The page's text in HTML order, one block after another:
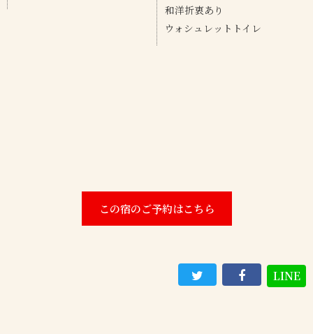
和洋折衷あり
ウォシュレットトイレ
この宿のご予約はこちら
LINE